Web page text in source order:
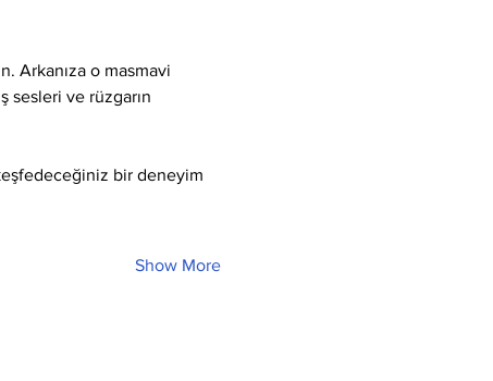
Arkanıza o masmavi
sesleri ve rüzgarın
bir deneyim
Show More